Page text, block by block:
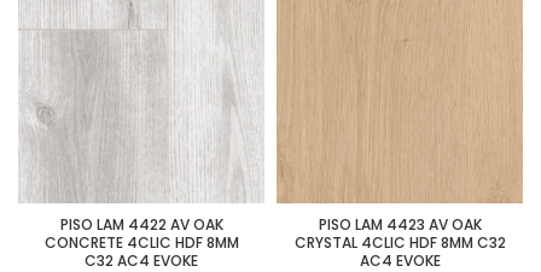
PISO LAM 4422 AV OAK
CONCRETE 4CLIC HDF 8MM
C32 AC4 EVOKE
PISO LAM 4423 AV OAK
CRYSTAL 4CLIC HDF 8MM C32
AC4 EVOKE